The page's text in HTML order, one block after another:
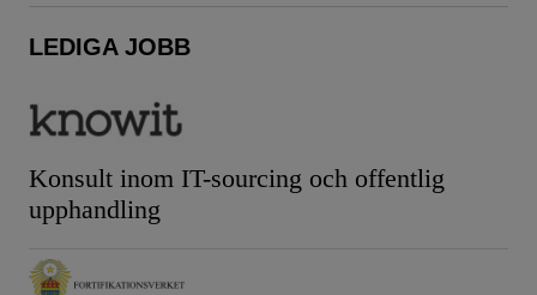
LEDIGA JOBB
Konsult inom IT-sourcing och offentlig
upphandling